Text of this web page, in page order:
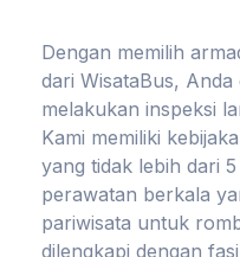
Dengan memilih
dari WisataBus,
melakukan inspeksi
Kami memiliki
yang tidak lebih dari
perawatan berkala
pariwisata untuk
dilengkapi dengan